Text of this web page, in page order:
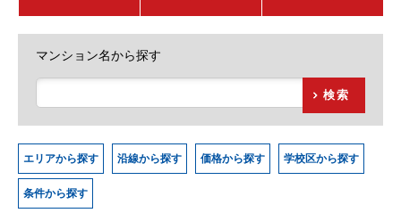
マンション名から探す
検索
エリアから探す 沿線から探す 価格から探す 学校区から探す
条件から探す